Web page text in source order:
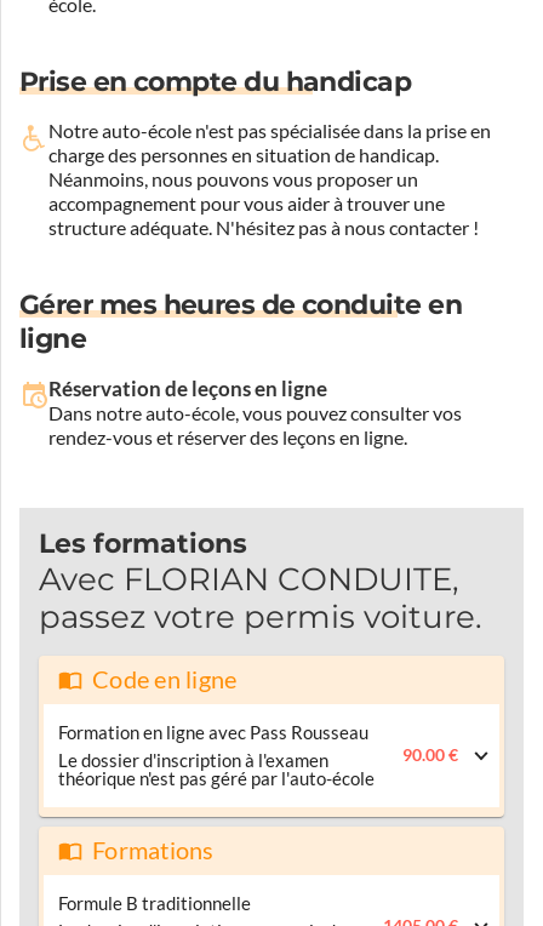
école.
Prise en compte du handicap
Notre auto-école n'est pas spécialisée dans la prise en
charge des personnes en situation de handicap.
Néanmoins, nous pouvons vous proposer un
accompagnement pour vous aider à trouver une
structure adéquate. N'hésitez pas à nous contacter !
Gérer mes heures de conduite en
ligne
Réservation de leçons en ligne
Dans notre auto-école, vous pouvez consulter vos
rendez-vous et réserver des leçons en ligne.
Les formations
Avec FLORIAN CONDUITE,
passez votre permis voiture.
Code en ligne
Formation en ligne avec Pass Rousseau
Le dossier d'inscription à l'examen
théorique n'est pas géré par l'auto-école
90.00 €
Formations
Formule B traditionnelle